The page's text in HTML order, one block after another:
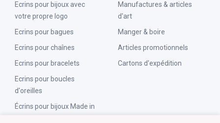
Ecrins pour bijoux avec
votre propre logo
Ecrins pour bagues
Ecrins pour chaînes
Ecrins pour bracelets
Ecrins pour boucles
d'oreilles
Écrins pour bijoux Made in
Manufactures & articles
d'art
Manger & boire
Articles promotionnels
Cartons d'expédition